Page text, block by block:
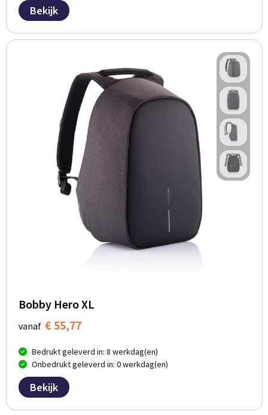
Bekijk
Bobby Hero XL
vanaf € 55,77
Bedrukt geleverd in: 8 werkdag(en)
Onbedrukt geleverd in: 0 werkdag(en)
Bekijk